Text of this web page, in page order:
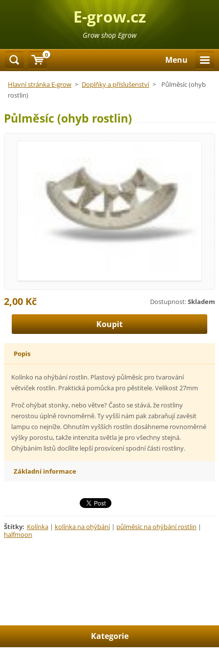
E-grow.cz
Grow shop Egrow
Menu
Hlavní stránka E-grow > Doplňky a příslušenství >
Půlměsíc (ohyb
rostlin)
Půlměsíc (ohyb rostlin)
Dostupnost:Skladem
2,00 Kč
Popis
Kolínko na ohýbání rostlin. Plastový půlměsíc pro tvarování
větviček rostlin. Praktická pomůcka pro pěstitele. Velikost 27mm
Proč ohýbat stonky, nebo větve? Často se stává, že rostliny
nerostou úplně rovnoměrně. Ty vyšší nám pak zabraňují zavěsit
lampu co nejníže. Ohnutím vyšších rostlin dosáhneme rovnoměrné
výšky porostu, takže intenzita světla je pro všechny stejná.
Ohýbáním listů docílíte lepší prosvícení spodní části rostliny.
Základní informace
Štítky: Kolínka | kolínka na ohýbání | půlměsíc na ohýbání rostlin |
halfmoon
Kategorie
0